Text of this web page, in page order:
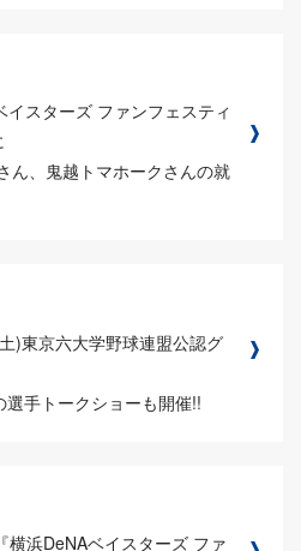
イスターズ ファンフェスティ
ん、鬼越トマホークさんの就
)東京六大学野球連盟公認グ
手トークショーも開催!!
横浜DeNAベイスターズ ファ